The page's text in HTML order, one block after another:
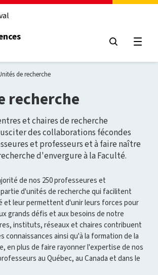
Aller au contenu principal
de recherche
recherche
et chaires de recherche
des collaborations fécondes
et professeurs et à faire naître
d'envergure à la Faculté.
de nos 250 professeures et
d'unités de recherche qui facilitent
et leur permettent d'unir leurs forces pour
grands défis et aux besoins de notre
instituts, réseaux et chaires contribuent
connaissances ainsi qu'à la formation de la
en plus de faire rayonner l'expertise de nos
au Québec, au Canada et dans le